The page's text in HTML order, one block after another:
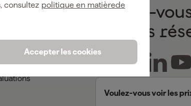
consultez politique en matièrede
Accepter les cookies
de nous
Voulez-
sur nos
Voulez-vous voir les